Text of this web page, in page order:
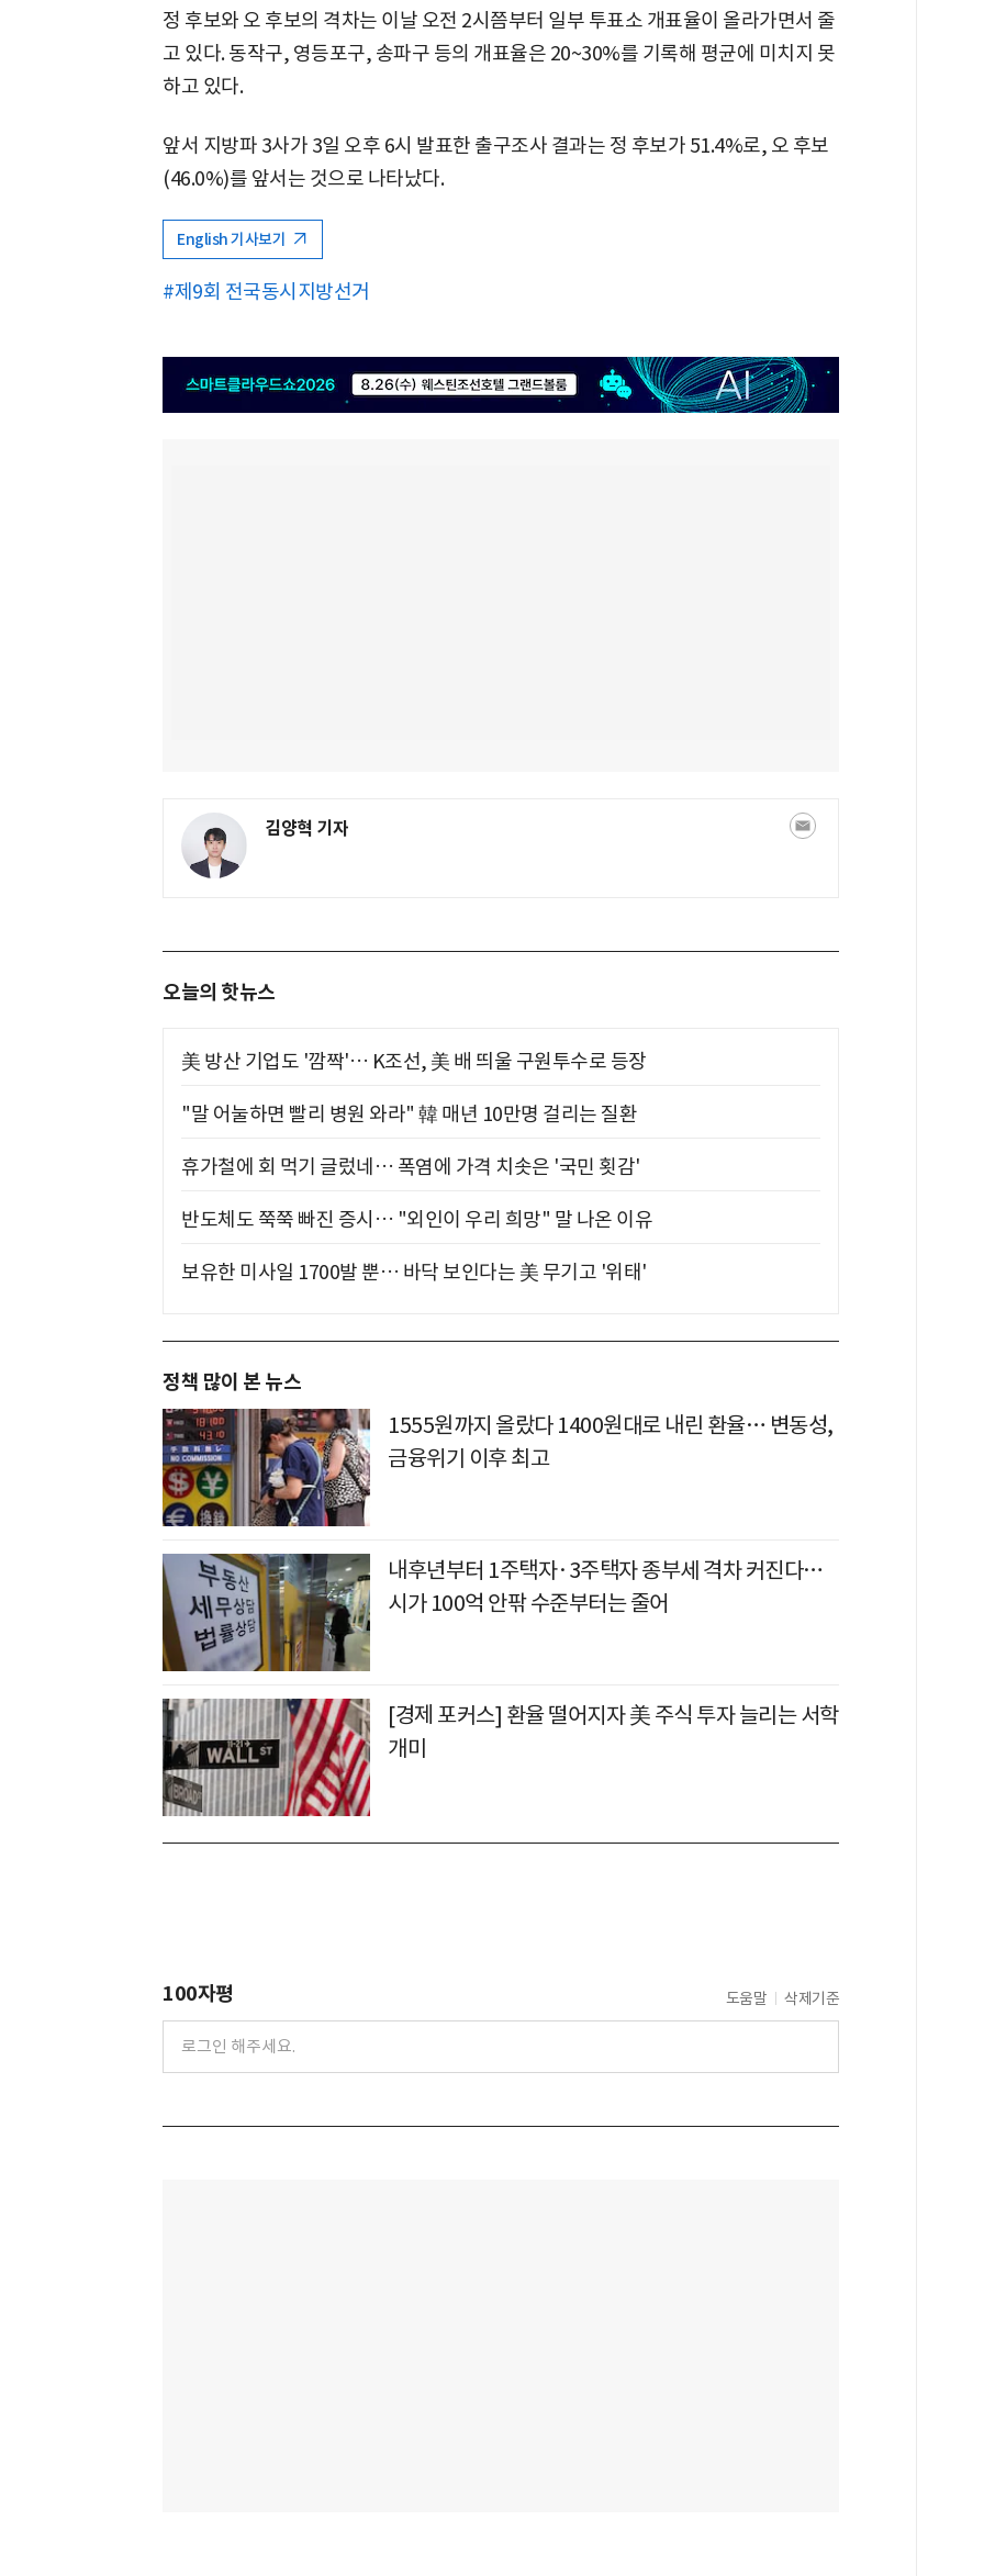
정 후보와 오 후보의 격차는 이날 오전 2시쯤부터 일부 투표소 개표율이 올라가면서 줄
고 있다. 동작구, 영등포구, 송파구 등의 개표율은 20~30%를 기록해 평균에 미치지 못
하고 있다.
앞서 지방파 3사가 3일 오후 6시 발표한 출구조사 결과는 정 후보가 51.4%로, 오 후보
(46.0%)를 앞서는 것으로 나타났다.
English 기사보기
#제9회 전국동시지방선거
김양혁 기자
오늘의 핫뉴스
美 방산 기업도 '깜짝'… K조선, 美 배 띄울 구원투수로 등장
"말 어눌하면 빨리 병원 와라" 韓 매년 10만명 걸리는 질환
휴가철에 회 먹기 글렀네… 폭염에 가격 치솟은 '국민 횟감'
반도체도 쭉쭉 빠진 증시… "외인이 우리 희망" 말 나온 이유
보유한 미사일 1700발 뿐… 바닥 보인다는 美 무기고 '위태'
정책 많이 본 뉴스
1555원까지 올랐다 1400원대로 내린 환율… 변동성,
금융위기 이후 최고
내후년부터 1주택자·3주택자 종부세 격차 커진다…
시가 100억 안팎 수준부터는 줄어
[경제 포커스] 환율 떨어지자 美 주식 투자 늘리는 서학
개미
100자평 도움말 삭제기준